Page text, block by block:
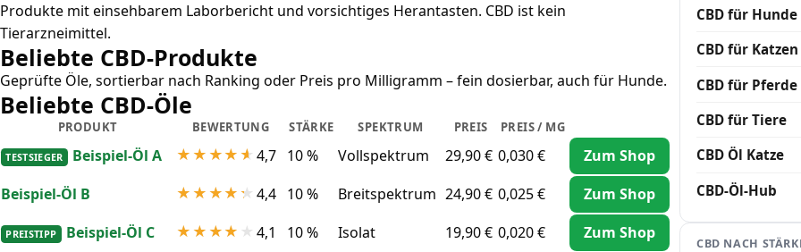
Produkte mit einsehbarem Laborbericht und vorsichtiges Herantasten. CBD ist kein
Tierarzneimittel.
Beliebte CBD-Produkte
Geprüfte Öle, sortierbar nach Ranking oder Preis pro Milligramm – fein dosierbar, auch für Hunde.
Beliebte CBD-Öle
PRODUKT BEWERTUNG STÄRKE SPEKTRUM PREIS PREIS / MG
TESTSIEGER Beispiel-Öl A 4,7 10 % Vollspektrum 29,90 € 0,030 €
Zum Shop
Beispiel-Öl B
4,4 10 % Breitspektrum 24,90 € 0,025 € Zum Shop
PREISTIPP Beispiel-Öl C 4,1 10 % Isolat 19,90 € 0,020 € Zum Shop
CBD für Hunde
CBD für Katzen
CBD für Pferde
CBD für Tiere
CBD Öl Katze
CBD-Öl-Hub
CBD NACH